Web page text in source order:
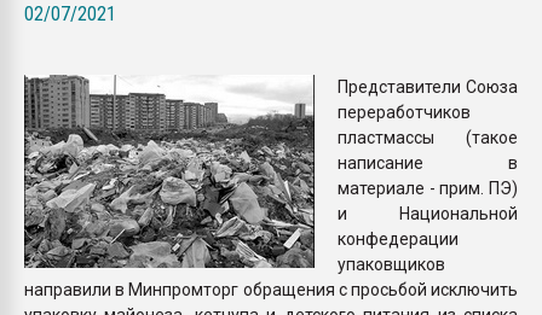
02/07/2021
Представители Союза
переработчиков
пластмассы (такое
написание в
материале - прим. ПЭ)
и Национальной
конфедерации
упаковщиков
направили в Минпромторг обращения с просьбой исключить